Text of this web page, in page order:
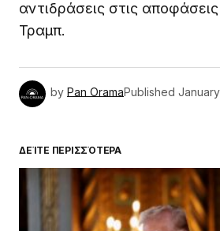
αντιδράσεις στις
Τραμπ.
by Pan OramaPublished
ΔΕΊΤΕ ΠΕΡΙΣΣΌΤΕΡΑ